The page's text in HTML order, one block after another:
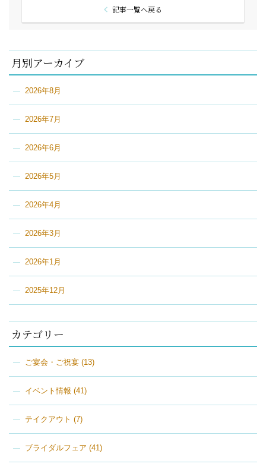
記事一覧へ戻る
月別アーカイブ
2026年8月
2026年7月
2026年6月
2026年5月
2026年4月
2026年3月
2026年1月
2025年12月
カテゴリー
ご宴会・ご祝宴(13)
イベント情報 (41)
テイクアウト (7)
ブライダルフェア (41)